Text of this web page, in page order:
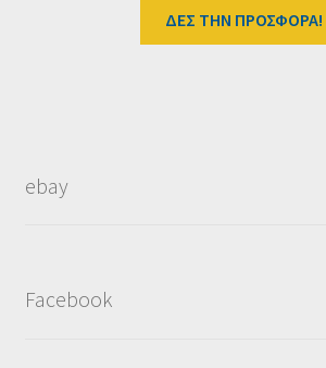
ΔΕΣ ΤΗΝ ΠΡΟΣΦΟΡΑ!
ebay
Facebook